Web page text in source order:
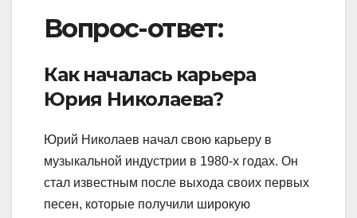
Вопрос-ответ:
Как началась карьера
Юрия Николаева?
Юрий Николаев начал свою карьеру в
музыкальной индустрии в 1980-х годах. Он
стал известным после выхода своих первых
песен, которые получили широкую